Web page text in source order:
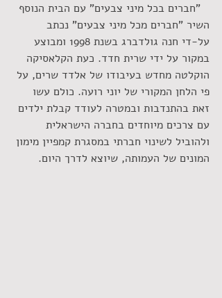
"חברים בכל מיני צבעים" עם הבית הנוסף
השיר "חברים מכל מיני צבעים" נכתב
על-די חנה גולדברג בשנת 1998 ומבוצע
במקור על ידי שרית חדד. כעת הקלאסיקה
הוקלטה מחדש בעיבודו של אלדד שרים, על
פי הלחן המקורי של יוני רועה. כולם עשו
זאת בהתנדבות ובמטרה לעודד קבלת ילדים
עם צרכים מיוחדים בחברה הישראלית
ולהוביל לשינוי חברתי במסגרת קמפיין מימון
המונים של העמותה, שיוצא לדרך היום.